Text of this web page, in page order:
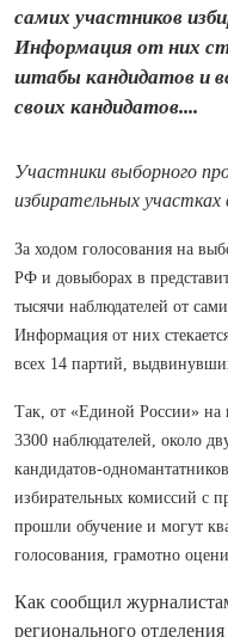
самих участников
Информация от них
штабы кандидатов и
своих кандидатов....
Участники выборного
избирательных
За ходом голосования на
РФ и довыборах в
тысячи наблюдателей от
Информация от них
всех 14 партий,
Так, от «Единой России» на
3300 наблюдателей, около
кандидатов-
избирательных комиссий с
прошли обучение и могут
голосования, грамотно
Как сообщил
регионального